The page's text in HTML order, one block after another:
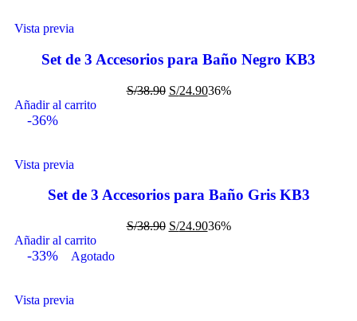
Vista previa
Set de 3 Accesorios para Baño Negro KB3
S/38.90 S/24.9036%
Añadir al carrito
-36%
Vista previa
Set de 3 Accesorios para Baño Gris KB3
S/38.90 S/24.9036%
Añadir al carrito
-33% Agotado
Vista previa